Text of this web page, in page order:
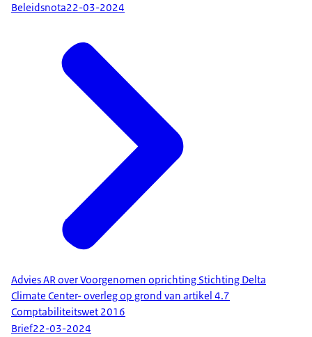
Beleidsnota22-03-2024
Advies AR over Voorgenomen oprichting Stichting Delta
Climate Center- overleg op grond van artikel 4.7
Comptabiliteitswet 2016
Brief22-03-2024